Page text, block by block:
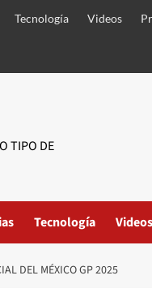
Tecnología Videos
TIPO DE
Tecnología Videos
DEL MÉXICO GP 2025